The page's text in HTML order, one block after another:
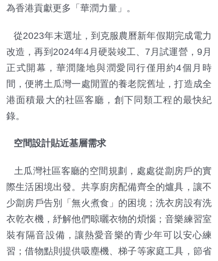
為香港貢獻更多「華潤力量」。
從2023年末選址，到克服農曆新年假期完成電力
改造，再到2024年4月硬裝竣工、7月試運營，9月
正式開幕，華潤隆地與潤愛同行僅用約4個月時
間，便將土瓜灣一處閒置的養老院舊址，打造成全
港面積最大的社區客廳，創下同類工程的最快紀
錄。
空間設計貼近基層需求
土瓜灣社區客廳的空間規劃，處處從劏房戶的實
際生活困境出發。共享廚房配備齊全的爐具，讓不
少劏房戶告別「無火煮食」的困境；洗衣房設有洗
衣乾衣機，紓解他們晾曬衣物的煩惱；音樂練習室
裝有隔音設備，讓熱愛音樂的青少年可以安心練
習；借物點則提供吸塵機、梯子等家庭工具，節省